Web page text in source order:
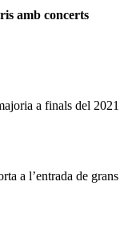
amb concerts
a finals del 2021
a l’entrada de grans